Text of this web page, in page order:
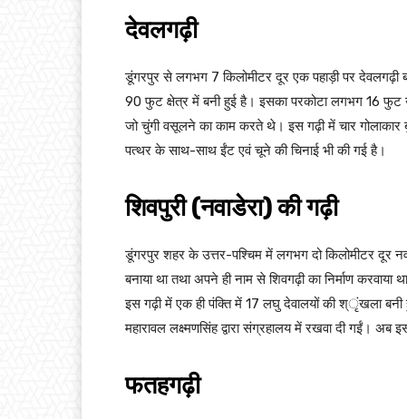
देवलगढ़ी
डूंगरपुर से लगभग 7 किलोमीटर दूर एक पहाड़ी पर देवलगढ़ी
90 फुट क्षेत्र में बनी हुई है। इसका परकोटा लगभग 16 फुट
जो चुंगी वसूलने का काम करते थे। इस गढ़ी में चार गोलाकार
पत्थर के साथ-साथ ईंट एवं चूने की चिनाई भी की गई है।
शिवपुरी (नवाडेरा) की गढ़ी
डूंगरपुर शहर के उत्तर-पश्चिम में लगभग दो किलोमीटर दूर
बनाया था तथा अपने ही नाम से शिवगढ़ी का निर्माण
इस गढ़ी में एक ही पंक्ति में 17 लघु देवालयों की श्ृंखला बनी
महारावल लक्ष्मणसिंह द्वारा संग्रहालय में रखवा दी गईं। अब
फतहगढ़ी